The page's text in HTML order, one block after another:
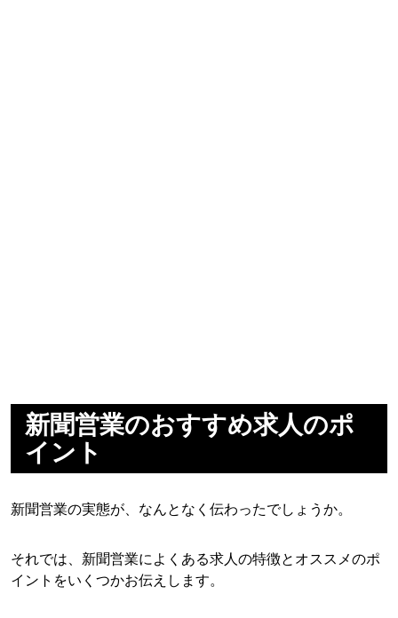
新聞営業のおすすめ求人のポ
イント
新聞営業の実態が、なんとなく伝わったでしょうか。
それでは、新聞営業によくある求人の特徴とオススメのポ
イントをいくつかお伝えします。